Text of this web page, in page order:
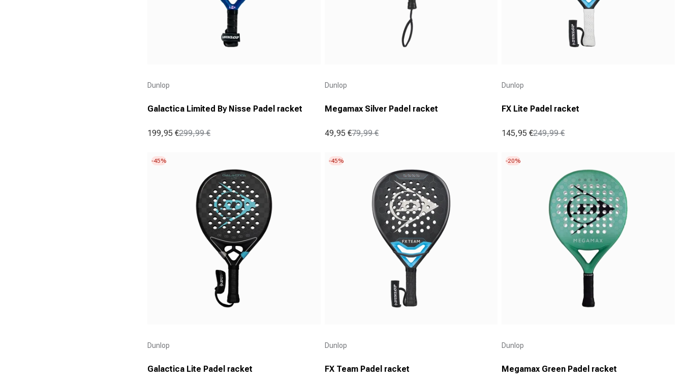
Dunlop
Galactica Limited By Nisse Padel racket
Aanbiedingsprijs
199,95 €
Normale prijs
299,99 €
Dunlop
Megamax Silver Padel racket
Aanbiedingsprijs
49,95 €
Normale prijs
79,99 €
Dunlop
FX Lite Padel racket
Aanbiedingsprijs
145,95 €
Normale prijs
249,99 €
-45%
Dunlop
Galactica Lite Padel racket
-45%
Dunlop
FX Team Padel racket
-20%
Dunlop
Megamax Green Padel racket